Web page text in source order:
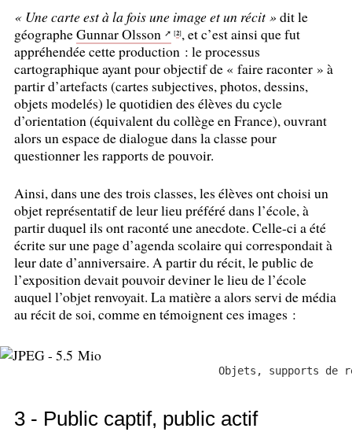
« Une carte est à la fois une image et un récit » dit le
géographeGunnar Olsson [2], et c’est ainsi que fut
appréhendée cette production : le processus
cartographique ayant pour objectif de « faire raconter » à
partir d’artefacts (cartes subjectives, photos, dessins,
objets modelés) le quotidien des élèves du cycle
d’orientation (équivalent du collège en France), ouvrant
alors un espace de dialogue dans la classe pour
questionner les rapports de pouvoir.
Ainsi, dans une des trois classes, les élèves ont choisi un
objet représentatif de leur lieu préféré dans l’école, à
partir duquel ils ont raconté une anecdote. Celle-ci a été
écrite sur une page d’agenda scolaire qui correspondait à
leur date d’anniversaire. A partir du récit, le public de
l’exposition devait pouvoir deviner le lieu de l’école
auquel l’objet renvoyait. La matière a alors servi de média
au récit de soi, comme en témoignent ces images :
Objets, supports de
3 - Public captif, public actif